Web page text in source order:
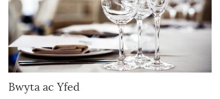
Bwyta ac Yfed